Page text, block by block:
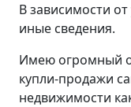
В зависимости
иные сведения.
Имею огромный
купли-продажи
недвижимости